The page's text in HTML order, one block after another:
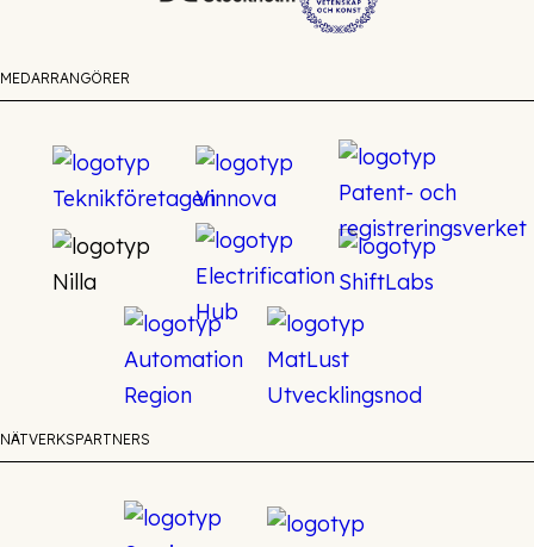
MEDARRANGÖRER
NÄTVERKSPARTNERS